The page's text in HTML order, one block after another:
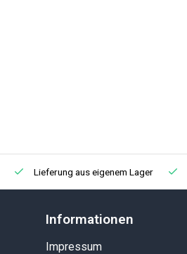
Lieferung aus eigenem Lager
Informationen
Impressum